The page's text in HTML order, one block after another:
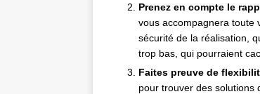
Prenez en compte le
vous accompagnera toute
sécurité de la réalisation,
trop bas, qui pourraient
Faites preuve de
pour trouver des solutions